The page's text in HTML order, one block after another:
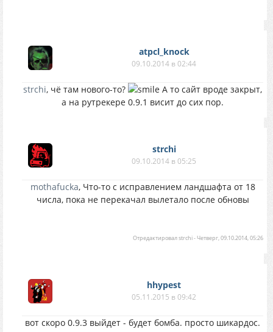
atpcl_knock
09.10.2014 в 02:44
strchi, чё там нового-то?
А то сайт вроде закрыт,
а на рутрекере 0.9.1 висит до сих пор.
strchi
09.10.2014 в 05:25
mothafucka, Что-то с исправлением ландшафта от 18
числа, пока не перекачал вылетало после обновы
Отредактировалstrchi-Четверг, 09.10.2014, 05:26
hhypest
05.11.2015 в 09:42
вот скоро 0.9.3 выйдет - будет бомба. просто шикардос.